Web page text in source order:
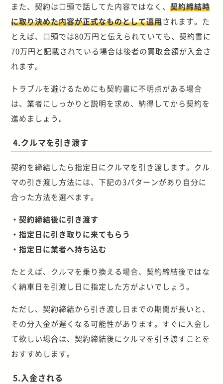
また、契約は口頭で話してた内容ではなく、契約締結時
に取り決めた内容が正式なものとして適用されます。た
とえば、口頭では80万円と伝えられていても、契約書に
70万円と記載されている場合は後者の買取金額が入金さ
れます。
トラブルを避けるためにも契約書に不明点がある場合
は、業者にしっかりと説明を求め、納得してから契約を
進めましょう。
4.クルマを引き渡す
契約を締結したら指定日にクルマを引き渡します。クル
マの引き渡し方法には、下記の3パターンがあり自分に
合った方法を選べます。
・契約締結後に引き渡す
・指定日に引き取りに来てもらう
・指定日に業者へ持ち込む
たとえば、クルマを乗り換える場合、契約締結後ではな
く納車日を引渡し日に指定した方がよいでしょう。
ただし、契約締結から引き渡し日までの期間が長いと、
その分入金が遅くなる可能性があります。すぐに入金し
て欲しい場合は、契約締結後にクルマを引き渡すことを
おすすめします。
5.入金される